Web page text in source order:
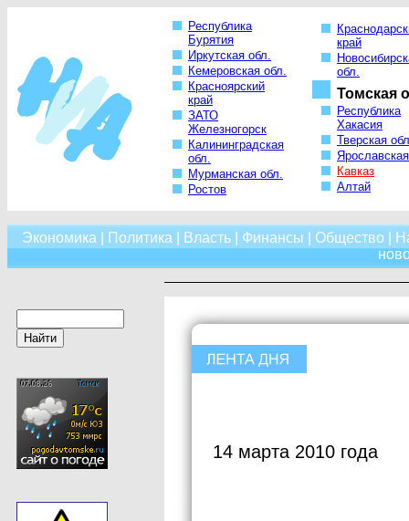
Республика
Бурятия
Иркутская обл.
Кемеровская обл.
Красноярский
край
ЗАТО
Железногорск
Калининградская
обл.
Мурманская обл.
Ростов
край
обл.
Томская
Республика
Хакасия
Тверская
Кавказ
Алтай
Экономика Политика Власть| Финансы Общество
14 марта 2010 года